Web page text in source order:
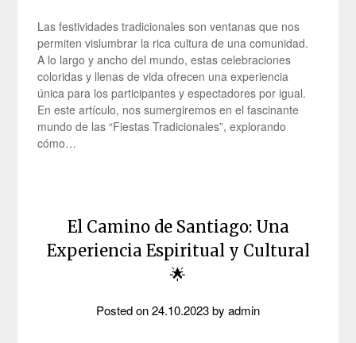
Las festividades tradicionales son ventanas que nos
permiten vislumbrar la rica cultura de una comunidad.
A lo largo y ancho del mundo, estas celebraciones
coloridas y llenas de vida ofrecen una experiencia
única para los participantes y espectadores por igual.
En este artículo, nos sumergiremos en el fascinante
mundo de las “Fiestas Tradicionales”, explorando
cómo…
El Camino de Santiago: Una
Experiencia Espiritual y Cultural
🌟
Posted on24.10.2023by admin